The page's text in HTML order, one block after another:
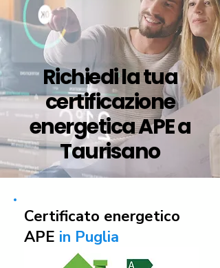
Richiedi la tua
certificazione
energetica APE a
Taurisano
Certificato energetico
APE in Puglia